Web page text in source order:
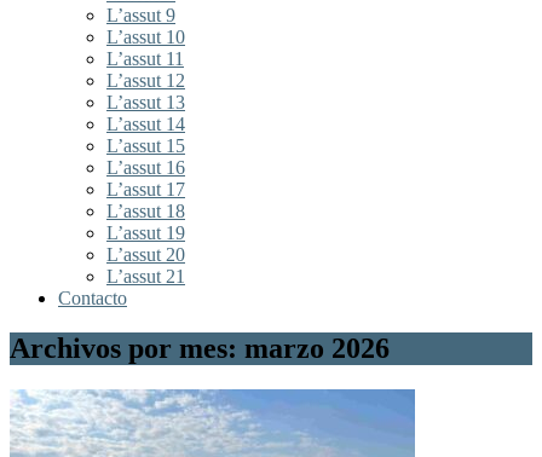
L’assut 9
L’assut 10
L’assut 11
L’assut 12
L’assut 13
L’assut 14
L’assut 15
L’assut 16
L’assut 17
L’assut 18
L’assut 19
L’assut 20
L’assut 21
Contacto
Archivos por mes: marzo 2026